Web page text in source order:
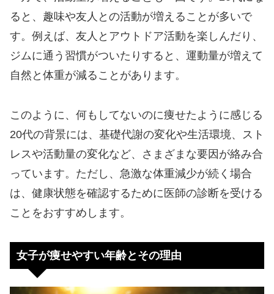
ると、趣味や友人との活動が増えることが多いで
す。例えば、友人とアウトドア活動を楽しんだり、
ジムに通う習慣がついたりすると、運動量が増えて
自然と体重が減ることがあります。
このように、何もしてないのに痩せたように感じる
20代の背景には、基礎代謝の変化や生活環境、スト
レスや活動量の変化など、さまざまな要因が絡み合
っています。ただし、急激な体重減少が続く場合
は、健康状態を確認するために医師の診断を受ける
ことをおすすめします。
女子が痩せやすい年齢とその理由